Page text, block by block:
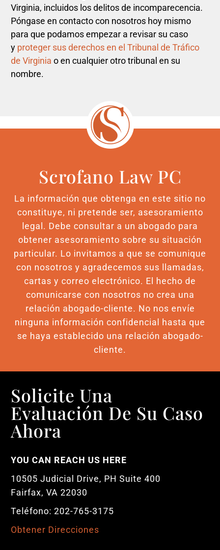
Virginia, incluidos los delitos de incomparecencia.
Póngase en contacto con nosotros hoy mismo
para que podamos empezar a revisar su caso
y proteger sus derechos en el Tribunal de Tráfico
de Virginia o en cualquier otro tribunal en su
nombre.
Scrofano Law PC
La información que obtenga en este sitio no
constituye, ni pretende ser, asesoramiento
legal. Debe consultar a un abogado para
obtener asesoramiento sobre su situación
particular. Lo invitamos a que se comunique
con nosotros y agradecemos sus llamadas,
cartas y correo electrónico. El hecho de
comunicarse con nosotros no crea una
relación abogado-cliente. No nos envíe
ninguna información confidencial hasta que
se haya establecido una relación abogado-
cliente.
Solicite Una
Evaluación De Su Caso
Ahora
YOU CAN REACH US HERE
10505 Judicial Drive, PH Suite 400
Fairfax, VA 22030
Teléfono: 202-765-3175
Obtener Direcciones